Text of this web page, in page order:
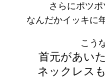
さらにポツ
なんだかイッキに
こう
首元があい
ネックレス